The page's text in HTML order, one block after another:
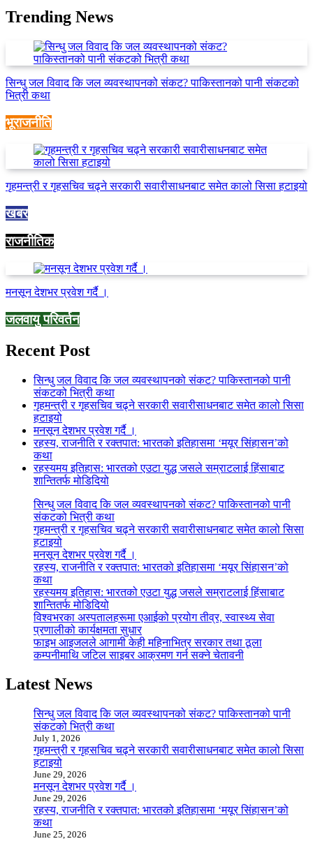
Trending News
सिन्धु जल विवाद कि जल व्यवस्थापनको संकट? पाकिस्तानको पानी संकटको
भित्री कथा
भूराजनीति
गृहमन्त्री र गृहसचिव चढ्ने सरकारी सवारीसाधनबाट समेत कालो सिसा हटाइयो
खबर
राजनीतिक
मनसून देशभर प्रवेश गर्दै ।
जलवायु परिवर्तन
Recent Post
सिन्धु जल विवाद कि जल व्यवस्थापनको संकट? पाकिस्तानको पानी
संकटको भित्री कथा
गृहमन्त्री र गृहसचिव चढ्ने सरकारी सवारीसाधनबाट समेत कालो सिसा
हटाइयो
मनसून देशभर प्रवेश गर्दै ।
रहस्य, राजनीति र रक्तपात: भारतको इतिहासमा ‘मयूर सिंहासन’को
कथा
रहस्यमय इतिहास: भारतको एउटा युद्ध जसले सम्राटलाई हिंसाबाट
शान्तितर्फ मोडिदियो
सिन्धु जल विवाद कि जल व्यवस्थापनको संकट? पाकिस्तानको पानी
संकटको भित्री कथा
गृहमन्त्री र गृहसचिव चढ्ने सरकारी सवारीसाधनबाट समेत कालो सिसा
हटाइयो
मनसून देशभर प्रवेश गर्दै ।
रहस्य, राजनीति र रक्तपात: भारतको इतिहासमा ‘मयूर सिंहासन’को
कथा
रहस्यमय इतिहास: भारतको एउटा युद्ध जसले सम्राटलाई हिंसाबाट
शान्तितर्फ मोडिदियो
विश्वभरका अस्पतालहरूमा एआईको प्रयोग तीव्र, स्वास्थ्य सेवा
प्रणालीको कार्यक्षमता सुधार
फाइभ आइजलले आगामी केही महिनाभित्र सरकार तथा ठूला
कम्पनीमाथि जटिल साइबर आक्रमण गर्न सक्ने चेतावनी
Latest News
सिन्धु जल विवाद कि जल व्यवस्थापनको संकट? पाकिस्तानको पानी
संकटको भित्री कथा
July 1, 2026
गृहमन्त्री र गृहसचिव चढ्ने सरकारी सवारीसाधनबाट समेत कालो सिसा
हटाइयो
June 29, 2026
मनसून देशभर प्रवेश गर्दै ।
June 29, 2026
रहस्य, राजनीति र रक्तपात: भारतको इतिहासमा ‘मयूर सिंहासन’को
कथा
June 25, 2026